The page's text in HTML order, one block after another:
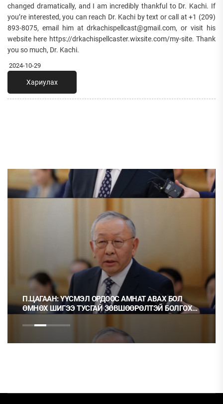
changed dramatically, and I am incredibly thankful to Dr. Kachi. If
you’re interested, you can reach Dr. Kachi by text or call at +1 (209)
893-8075, email him at drkachispellcast@gmail.com, or visit his
website here https://drkachispellcaster.wixsite.com/my-site. Thank
you so much, Dr. Kachi.
2024-10-29
Хариулах
П.ЦАГААН: ҮҮСМЭЛ ОРДООС АМНАТ АВАХ БОЛ
ӨМНӨХ ШИГЭЭ ТУСГАЙ ЗӨВШӨӨРӨЛТЭЙ БОЛГОХ